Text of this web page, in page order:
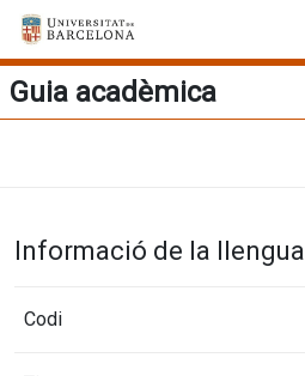
Guia acadèmica
Informació de la llengua
Codi